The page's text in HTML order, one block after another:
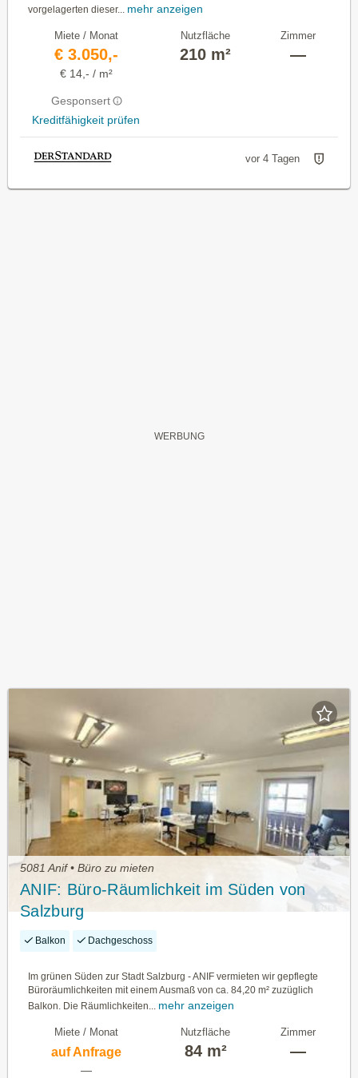
vorgelagerten dieser...
mehr anzeigen
Miete / Monat
€ 3.050,-
€ 14,- / m²
Gesponsert
Kreditfähigkeit prüfen
Nutzfläche
210 m²
Zimmer
—
vor 4 Tagen
5081 Anif • Büro zu mieten
ANIF: Büro-Räumlichkeit im Süden von
Salzburg
Balkon Dachgeschoss
Im grünen Süden zur Stadt Salzburg - ANIF vermieten wir gepflegte
Büroräumlichkeiten mit einem Ausmaß von ca. 84,20 m² zuzüglich
Balkon. Die Räumlichkeiten... mehr anzeigen
Miete / Monat
auf Anfrage
—
Nutzfläche
84 m²
Zimmer
—